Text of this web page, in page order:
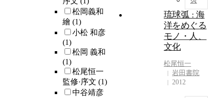
松岡義和
繪 (1)
小松 和彦
(1)
松岡 義和
(1)
松尾恒一
監修·序文 (1)
中谷靖彦
琉球弧 : 海
洋をめぐる
モノ・人、
文化
松尾恒一
岩田書院
2012